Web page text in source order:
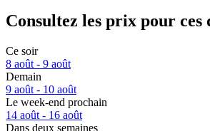
Consultez les prix pour ces
Ce soir
8 août - 9 août
Demain
9 août - 10 août
Le week-end prochain
14 août - 16 août
Dans deux semaines